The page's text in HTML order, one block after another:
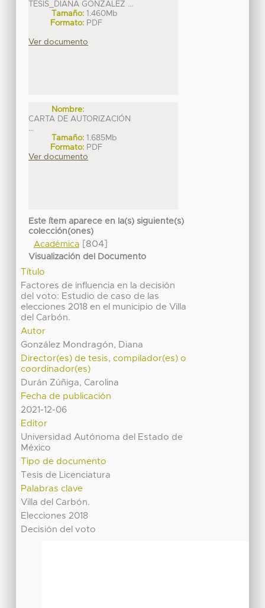
TESIS_DIANA GONZALEZ ...
Tamaño: 1.460Mb
Formato: PDF
Ver documento
Nombre:
CARTA DE AUTORIZACIÓN
...
Tamaño: 1.685Mb
Formato: PDF
Ver documento
Este ítem aparece en la(s) siguiente(s)
colección(ones)
Académica[804]
Visualización del Documento
Título
Factores de influencia en la decisión
del voto: Estudio de caso de las
elecciones 2018 en el municipio de Villa
del Carbón.
Autor
González Mondragón, Diana
Director(es) de tesis, compilador(es) o
coordinador(es)
Durán Zúñiga, Carolina
Fecha de publicación
2021-12-06
Editor
Universidad Autónoma del Estado de
México
Tipo de documento
Tesis de Licenciatura
Palabras clave
Villa del Carbón.
Elecciones 2018
Decisión del voto